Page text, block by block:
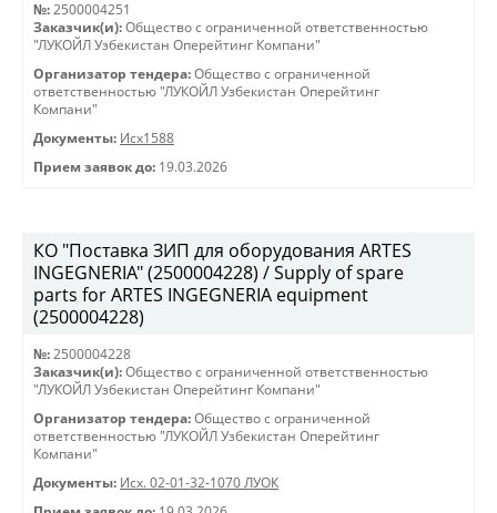
№: 2500004251
Заказчик(и): Общество с ограниченной ответственностью
"ЛУКОЙЛ Узбекистан Оперейтинг Компани"
Организатор тендера: Общество с ограниченной
ответственностью "ЛУКОЙЛ Узбекистан Оперейтинг
Компани"
Документы: Исх1588
Прием заявок до: 19.03.2026
КО "Поставка ЗИП для оборудования ARTES
INGEGNERIA" (2500004228) / Supply of spare
parts for ARTES INGEGNERIA equipment
(2500004228)
№: 2500004228
Заказчик(и): Общество с ограниченной ответственностью
"ЛУКОЙЛ Узбекистан Оперейтинг Компани"
Организатор тендера: Общество с ограниченной
ответственностью "ЛУКОЙЛ Узбекистан Оперейтинг
Компани"
Документы: Исх. 02-01-32-1070 ЛУОК